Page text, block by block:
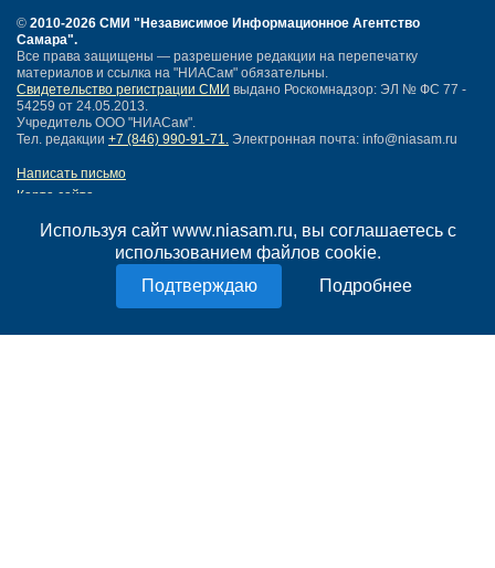
Используя сайт www.niasam.ru, вы соглашаетесь с
использованием файлов cookie.
Подробнее
© 2010-2026 СМИ "Независимое Информационное Агентство
Самара".
Все права защищены — разрешение редакции на перепечатку
материалов и ссылка на "НИАСам" обязательны.
Свидетельство регистрации СМИ выдано Роскомнадзор: ЭЛ № ФС 77 -
54259 от 24.05.2013.
Учредитель ООО "НИАСам".
Тел. редакции +7 (846) 990-91-71. Электронная почта: info@niasam.ru
Написать письмо
Карта сайта
Политика конфиденциальности
Согласие на обработку персональных данных